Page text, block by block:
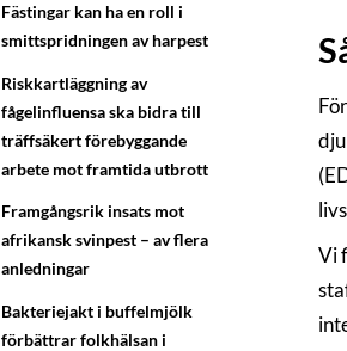
Fästingar kan ha en roll i
smittspridningen av harpest
Riskkartläggning av
fågelinfluensa ska bidra till
träffsäkert förebyggande
arbete mot framtida utbrott
Framgångsrik insats mot
afrikansk svinpest – av flera
anledningar
Bakteriejakt i buffelmjölk
förbättrar folkhälsan i
Vi